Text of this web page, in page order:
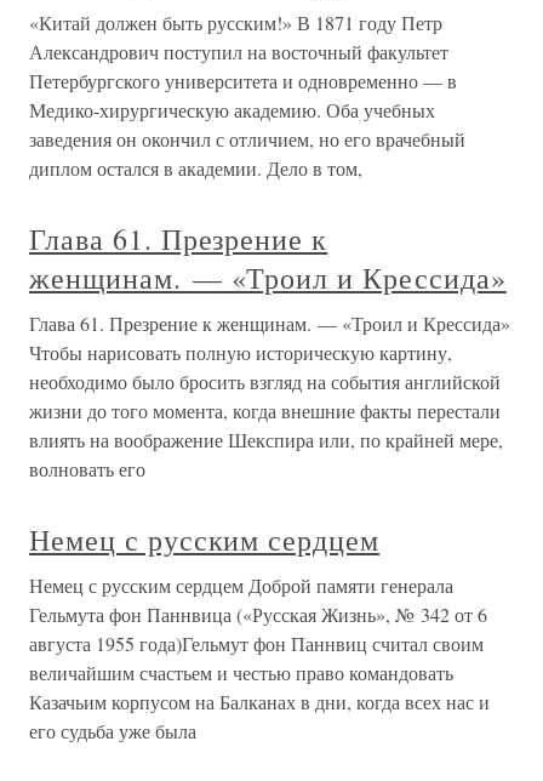
«Китай должен быть русским!» В 1871 году Петр
Александрович поступил на восточный факультет
Петербургского университета и одновременно — в
Медико-хирургическую академию. Оба учебных
заведения он окончил с отличием, но его врачебный
диплом остался в академии. Дело в том,
Глава 61. Презрение к
женщинам. — «Троил и Крессида»
Глава 61. Презрение к женщинам. — «Троил и Крессида»
Чтобы нарисовать полную историческую картину,
необходимо было бросить взгляд на события английской
жизни до того момента, когда внешние факты перестали
влиять на воображение Шекспира или, по крайней мере,
волновать его
Немец с русским сердцем
Немец с русским сердцем Доброй памяти генерала
Гельмута фон Паннвица («Русская Жизнь», № 342 от 6
августа 1955 года)Гельмут фон Паннвиц считал своим
величайшим счастьем и честью право командовать
Казачьим корпусом на Балканах в дни, когда всех нас и
его судьба уже была